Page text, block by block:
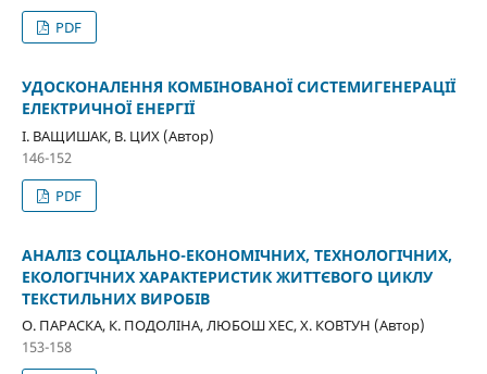
PDF
УДОСКОНАЛЕННЯ КОМБІНОВАНОЇ СИСТЕМИГЕНЕРАЦІЇ
ЕЛЕКТРИЧНОЇ ЕНЕРГІЇ
І. ВАЩИШАК, В. ЦИХ (Автор)
146-152
PDF
АНАЛІЗ СОЦІАЛЬНО-ЕКОНОМІЧНИХ, ТЕХНОЛОГІЧНИХ,
ЕКОЛОГІЧНИХ ХАРАКТЕРИСТИК ЖИТТЄВОГО ЦИКЛУ
ТЕКСТИЛЬНИХ ВИРОБІВ
О. ПАРАСКА, К. ПОДОЛІНА, ЛЮБОШ ХЕС, Х. КОВТУН (Автор)
153-158